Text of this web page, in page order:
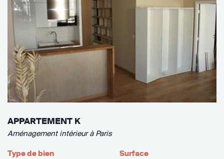
APPARTEMENT K
Aménagement intérieur à Paris
Type de bien
Surface